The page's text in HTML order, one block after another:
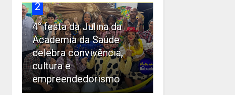
2
4° festa da Julina da
Academia da Saúde
celebra convivência,
cultura e
empreendedorismo